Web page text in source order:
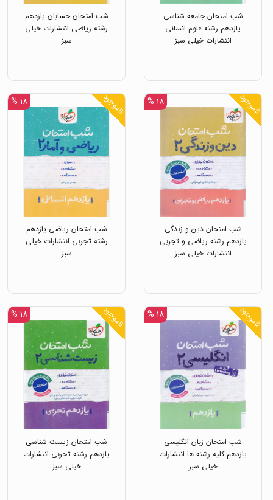
شب امتحان جامعه شناسی
یازدهم رشته علوم انسانی
انتشارات خیلی سبز
شب امتحان حسابان یازدهم
رشته ریاضی انتشارات خیلی
سبز
ناموجود ۱۸ %
شب امتحان دین و زندگی
یازدهم رشته ریاضی و تجربی
انتشارات خیلی سبز
ناموجود ۱۸ %
شب امتحان ریاضی یازدهم
رشته تجربی انتشارات خیلی
سبز
ناموجود ۱۸ %
شب امتحان زبان انگلیسی
یازدهم کلیه رشته ها انتشارات
خیلی سبز
ناموجود ۱۸ %
شب امتحان زیست شناسی
یازدهم رشته تجربی انتشارات
خیلی سبز